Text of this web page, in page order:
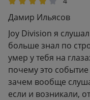
Дамир Ильясов
Joy Division я
больше знал по
умер у тебя на
почему это событие
зачем вообще
если и возникали,